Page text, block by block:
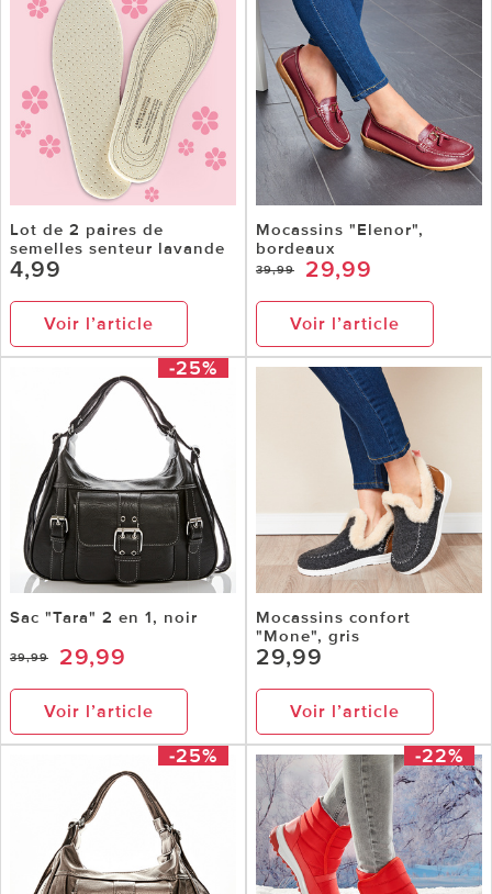
Lot de 2 paires de
semelles senteur lavande
4,99
Voir l’article
Mocassins "Elenor",
bordeaux
39,99 29,99
Voir l’article
-25%
Sac "Tara" 2 en 1, noir
39,99 29,99
Voir l’article
Mocassins confort
"Mone", gris
29,99
Voir l’article
-25% -22%